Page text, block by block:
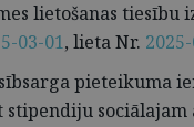
lietošanas tiesību
03-01, lieta Nr.
pieteikuma
stipendiju